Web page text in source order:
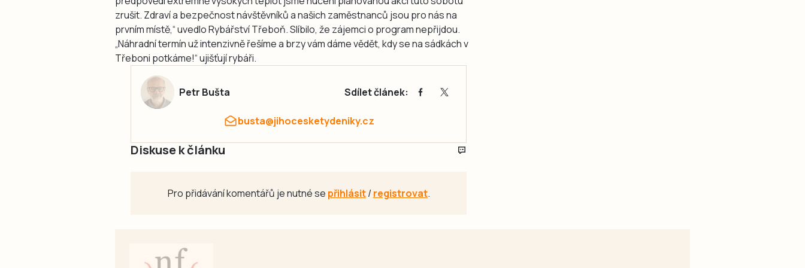
zrušit. Zdraví a bezpečnost návštěvníků a našich zaměstnanců jsou pro nás na
prvním místě,“ uvedlo Rybářství Třeboň. Slíbilo, že zájemci o program nepřijdou.
„Náhradní termín už intenzivně řešíme a brzy vám dáme vědět, kdy se na sádkách v
Třeboni potkáme!“ ujišťují rybáři.
Petr Bušta Sdílet článek:
busta@jihocesketydeniky.cz
Diskuse k článku
Pro přidávání komentářů je nutné se přihlásit/registrovat.